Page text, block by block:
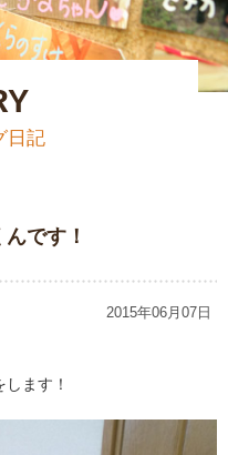
日記
です！
2015年06月07日
ます！